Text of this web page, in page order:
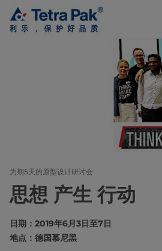
为期5天的原型设计研讨会
思想 产生 行动
日期：2019年6月3日至7日
地点：德国慕尼黑